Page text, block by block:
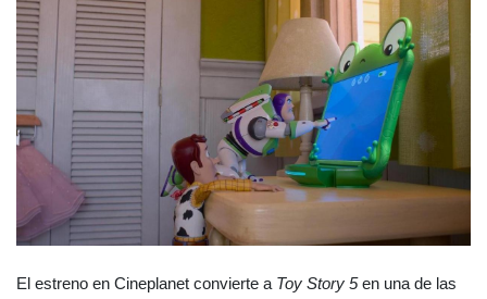
El estreno en Cineplanet convierte a Toy Story 5 en una de las